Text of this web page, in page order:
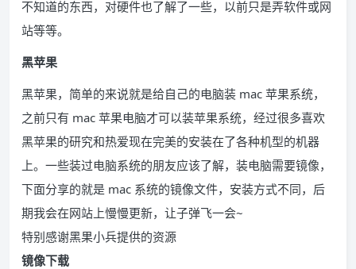
不知道的东西，对硬件也了解了一些，以前只是弄软件或网
站等等。
黑苹果
黑苹果，简单的来说就是给自己的电脑装 mac 苹果系统，
之前只有 mac 苹果电脑才可以装苹果系统，经过很多喜欢
黑苹果的研究和热爱现在完美的安装在了各种机型的机器
上。一些装过电脑系统的朋友应该了解，装电脑需要镜像，
下面分享的就是 mac 系统的镜像文件，安装方式不同，后
期我会在网站上慢慢更新，让子弹飞一会~
特别感谢黑果小兵提供的资源
镜像下载